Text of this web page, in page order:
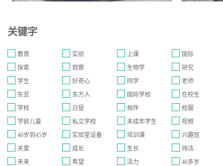
关键字
教育 实验 上课
国际
探索
观察 生物学
研究
学生
好奇心 同学
老师
东亚
东方人 国际学校
在校生
学校
白昼 相伴
校服
学龄儿童
私立学校 未成年学生
视频
40岁到45岁
实验室设备 培训课
兴趣班
关爱
成长 生长
纯洁
未来
希望 活力 40多岁